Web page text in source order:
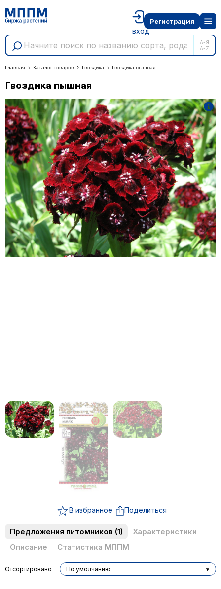
А-Я
A-Z
вход
Регистрация
Главная Каталог товаров Гвоздика Гвоздика пышная
Гвоздика пышная
В избранное Поделиться
Предложения питомников (1)
Характеристики
Описание
Статистика МППМ
Отсортировано По умолчанию